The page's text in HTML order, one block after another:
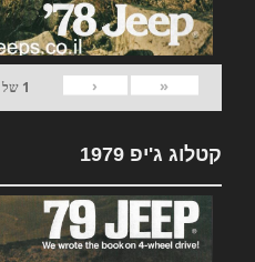
«
‹
1 של
קטלוג ג'יפ 1979